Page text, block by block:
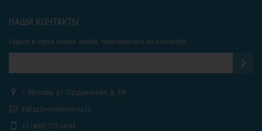
НАШИ КОНТАКТЫ
Будьте в курсе наших акций, подпишитесь на рассылку:
г. Москва, ул. Суздальская, д. 18г
zakaz@virutexrussia.ru
+7 (495) 777-14-94